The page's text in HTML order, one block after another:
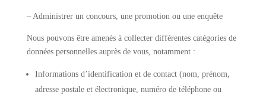
– Administrer un concours, une promotion ou une enquête
Nous pouvons être amenés à collecter différentes catégories de
données personnelles auprès de vous, notamment :
Informations d’identification et de contact (nom, prénom,
adresse postale et électronique, numéro de téléphone ou